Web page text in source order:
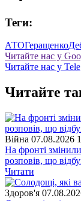
Теги:
АТОГеращенко
Читайте нас у
Читайте нас у
Читайте
Війна 07.08.2026
На фронті
розповів, що
Читати
Здоров'я